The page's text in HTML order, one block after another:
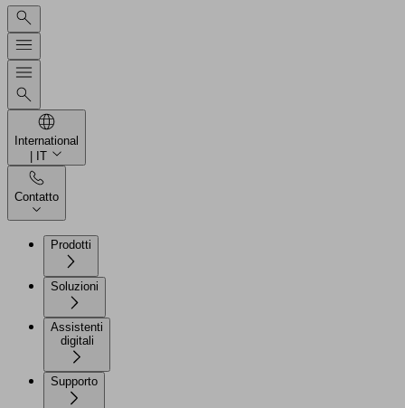
International
| IT
Contatto
Prodotti
Soluzioni
Assistenti
Supporto